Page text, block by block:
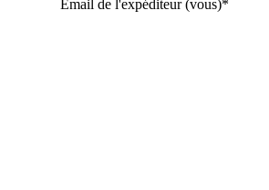
Email de l'expéditeur (vous)*